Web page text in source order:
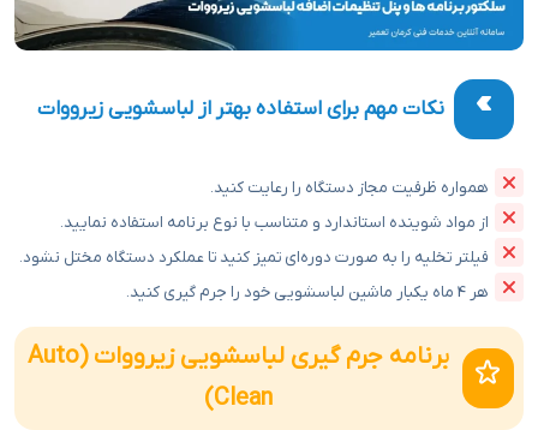
نکات مهم برای استفاده بهتر از لباسشویی زیرووات
همواره ظرفیت مجاز دستگاه را رعایت کنید.
از مواد شوینده استاندارد و متناسب با نوع برنامه استفاده نمایید.
فیلتر تخلیه را به صورت دوره‌ای تمیز کنید تا عملکرد دستگاه مختل نشود.
هر 4 ماه یکبار ماشین لباسشویی خود را جرم گیری کنید.
برنامه جرم‌ گیری لباسشویی زیرووات (Auto
Clean)